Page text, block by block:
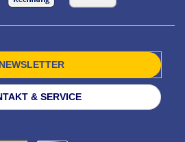
NEWSLETTER
& SERVICE